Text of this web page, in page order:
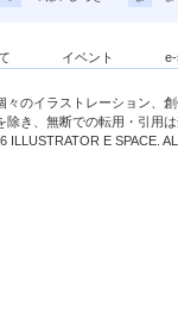
イベント
々のイラストレーション、
除き、無断での転用・引用
ILLUSTRATOR E SPACE.